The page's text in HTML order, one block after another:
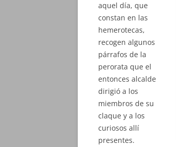
aquel día, que
constan en las
hemerotecas,
recogen algunos
párrafos de la
perorata que el
entonces alcalde
dirigió a los
miembros de su
claque y a los
curiosos allí
presentes.